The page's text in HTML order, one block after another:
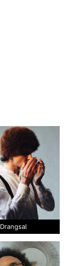
Drangsal